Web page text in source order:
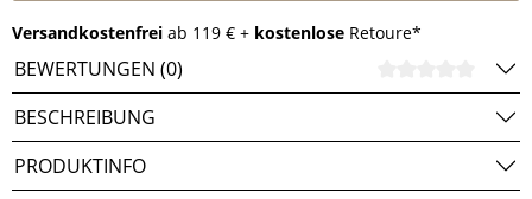
Versandkostenfrei ab 119 € + kostenlose Retoure*
BEWERTUNGEN (0)
BESCHREIBUNG
PRODUKTINFO